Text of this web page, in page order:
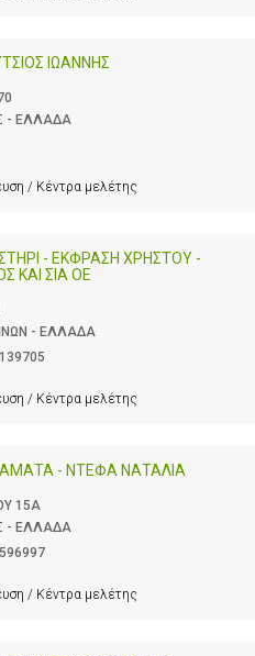
ΙΩΑΝΝΗΣ
- ΕΛΛΑΔΑ
/ Κέντρα μελέτης
- ΕΚΦΡΑΣΗ ΧΡΗΣΤΟΥ -
ΚΑΙ ΣΙΑ ΟΕ
- ΕΛΛΑΔΑ
/ Κέντρα μελέτης
- ΝΤΕΦΑ ΝΑΤΑΛΙΑ
15Α
- ΕΛΛΑΔΑ
/ Κέντρα μελέτης